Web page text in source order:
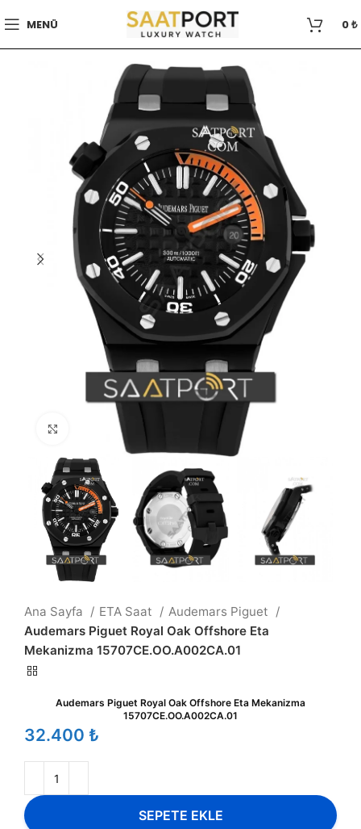
MENÜ 0₺
Büyütmek için tıklayın
Ana Sayfa ETA Saat
Audemars Piguet
Audemars Piguet Royal Oak Offshore Eta
Mekanizma 15707CE.OO.A002CA.01
Audemars Piguet Royal Oak Offshore Eta Mekanizma
15707CE.OO.A002CA.01
₺
SEPETE EKLE